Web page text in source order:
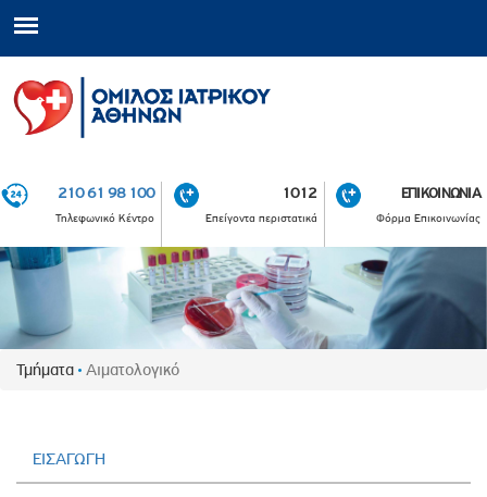
210 61 98 100
Τηλεφωνικό Κέντρο
1012
Επείγοντα περιστατικά
ΕΠΙΚΟΙΝΩΝΙΑ
Φόρμα Επικοινωνίας
Τμήματα Αιματολογικό
ΕΙΣΑΓΩΓΗ